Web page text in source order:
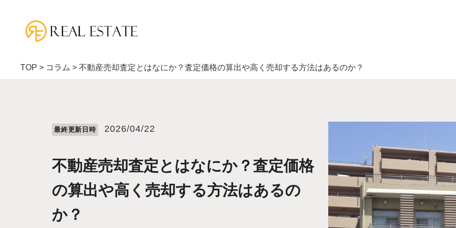
TOP > コラム > 不動産売却査定とはなにか？査定価格の算出や高く売却する方法はあるのか？
最終更新⽇時 2026/04/22
不動産売却査定とはなにか？査定価格
の算出や高く売却する方法はあるの
か？